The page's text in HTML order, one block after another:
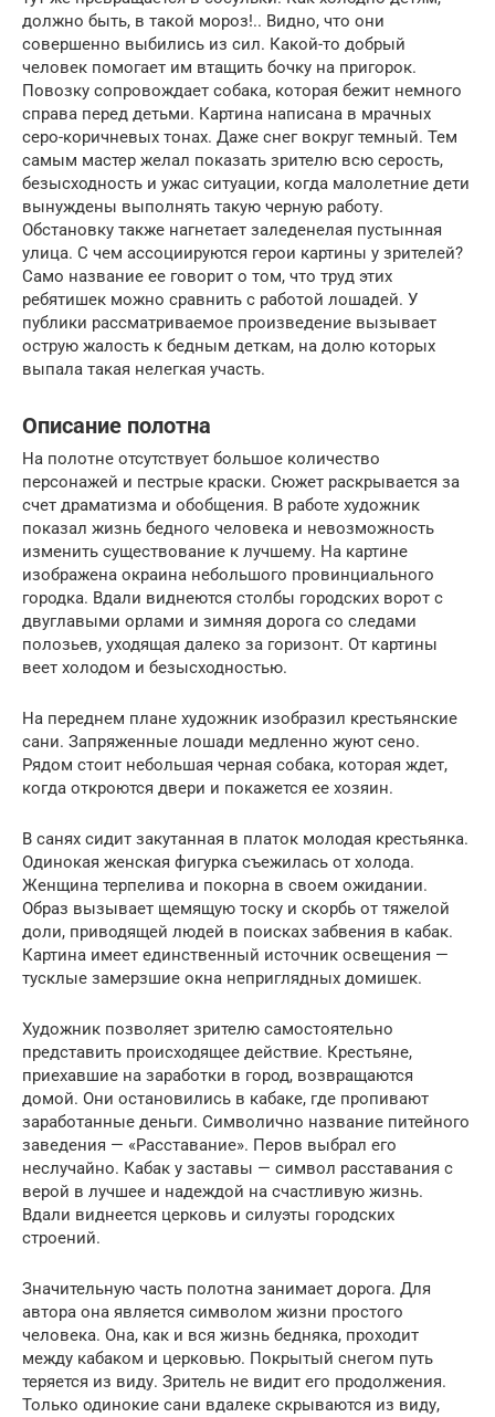
должно быть, в такой мороз!.. Видно, что они
совершенно выбились из сил. Какой-то добрый
человек помогает им втащить бочку на пригорок.
Повозку сопровождает собака, которая бежит немного
справа перед детьми. Картина написана в мрачных
серо-коричневых тонах. Даже снег вокруг темный. Тем
самым мастер желал показать зрителю всю серость,
безысходность и ужас ситуации, когда малолетние дети
вынуждены выполнять такую черную работу.
Обстановку также нагнетает заледенелая пустынная
улица. С чем ассоциируются герои картины у зрителей?
Само название ее говорит о том, что труд этих
ребятишек можно сравнить с работой лошадей. У
публики рассматриваемое произведение вызывает
острую жалость к бедным деткам, на долю которых
выпала такая нелегкая участь.
Описание полотна
На полотне отсутствует большое количество
персонажей и пестрые краски. Сюжет раскрывается за
счет драматизма и обобщения. В работе художник
показал жизнь бедного человека и невозможность
изменить существование к лучшему. На картине
изображена окраина небольшого провинциального
городка. Вдали виднеются столбы городских ворот с
двуглавыми орлами и зимняя дорога со следами
полозьев, уходящая далеко за горизонт. От картины
веет холодом и безысходностью.
На переднем плане художник изобразил крестьянские
сани. Запряженные лошади медленно жуют сено.
Рядом стоит небольшая черная собака, которая ждет,
когда откроются двери и покажется ее хозяин.
В санях сидит закутанная в платок молодая крестьянка.
Одинокая женская фигурка съежилась от холода.
Женщина терпелива и покорна в своем ожидании.
Образ вызывает щемящую тоску и скорбь от тяжелой
доли, приводящей людей в поисках забвения в кабак.
Картина имеет единственный источник освещения —
тусклые замерзшие окна неприглядных домишек.
Художник позволяет зрителю самостоятельно
представить происходящее действие. Крестьяне,
приехавшие на заработки в город, возвращаются
домой. Они остановились в кабаке, где пропивают
заработанные деньги. Символично название питейного
заведения — «Расставание». Перов выбрал его
неслучайно. Кабак у заставы — символ расставания с
верой в лучшее и надеждой на счастливую жизнь.
Вдали виднеется церковь и силуэты городских
строений.
Значительную часть полотна занимает дорога. Для
автора она является символом жизни простого
человека. Она, как и вся жизнь бедняка, проходит
между кабаком и церковью. Покрытый снегом путь
теряется из виду. Зритель не видит его продолжения.
Только одинокие сани вдалеке скрываются из виду,